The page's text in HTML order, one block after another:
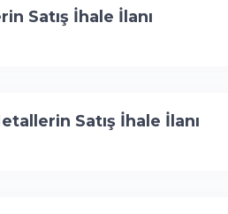
Satış İhale İlanı
Satış İhale İlanı